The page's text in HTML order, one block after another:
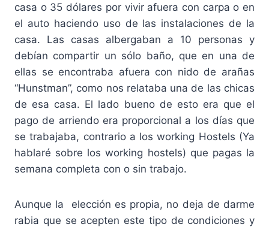
casa o 35 dólares por vivir afuera con carpa o en
el auto haciendo uso de las instalaciones de la
casa. Las casas albergaban a 10 personas y
debían compartir un sólo baño, que en una de
ellas se encontraba afuera con nido de arañas
“Hunstman”, como nos relataba una de las chicas
de esa casa. El lado bueno de esto era que el
pago de arriendo era proporcional a los días que
se trabajaba, contrario a los working Hostels (Ya
hablaré sobre los working hostels) que pagas la
semana completa con o sin trabajo.
Aunque la elección es propia, no deja de darme
rabia que se acepten este tipo de condiciones y